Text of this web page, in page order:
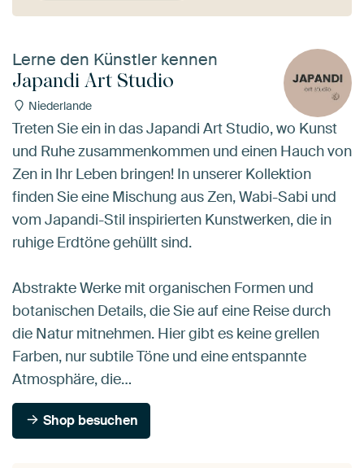
Lerne den Künstler kennen
Japandi Art Studio
Niederlande
Treten Sie ein in das Japandi Art Studio, wo Kunst
und Ruhe zusammenkommen und einen Hauch von
Zen in Ihr Leben bringen! In unserer Kollektion
finden Sie eine Mischung aus Zen, Wabi-Sabi und
vom Japandi-Stil inspirierten Kunstwerken, die in
ruhige Erdtöne gehüllt sind.
Abstrakte Werke mit organischen Formen und
botanischen Details, die Sie auf eine Reise durch
die Natur mitnehmen. Hier gibt es keine grellen
Farben, nur subtile Töne und eine entspannte
Atmosphäre, die…
Shop besuchen